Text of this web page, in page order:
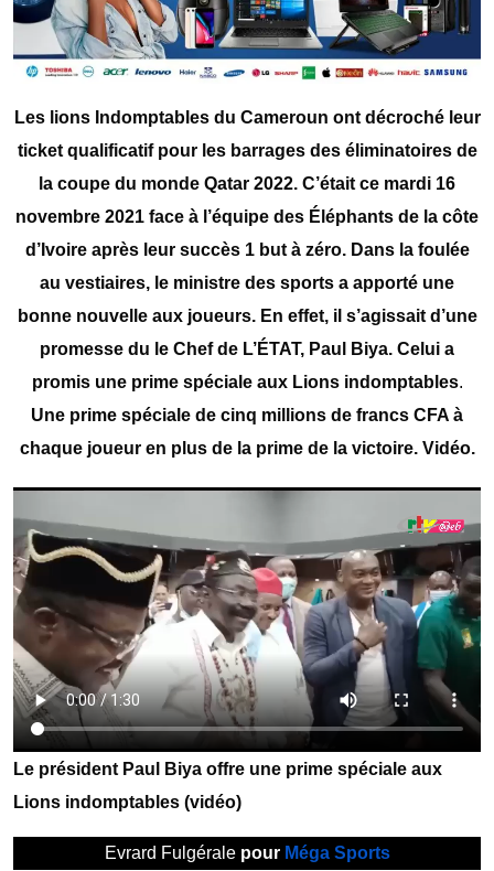
Les lions Indomptables du Cameroun ont décroché leur
ticket qualificatif pour les barrages des éliminatoires de
la coupe du monde Qatar 2022. C’était ce mardi 16
novembre 2021 face à l’équipe des Éléphants de la côte
d’Ivoire après leur succès 1 but à zéro. Dans la foulée
au vestiaires, le ministre des sports a apporté une
bonne nouvelle aux joueurs. En effet, il s’agissait d’une
promesse du le Chef de L’ÉTAT, Paul Biya. Celui a
promis une prime spéciale aux Lions indomptables.
Une prime spéciale de cinq millions de francs CFA à
chaque joueur en plus de la prime de la victoire. Vidéo.
Le président Paul Biya offre une prime spéciale aux
Lions indomptables (vidéo)
Evrard Fulgérale pour Méga Sports